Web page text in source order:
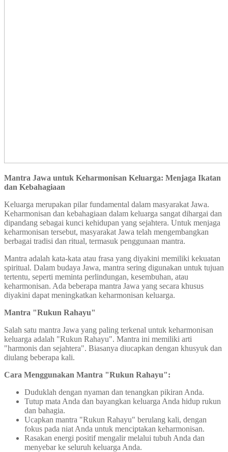
Mantra Jawa untuk Keharmonisan Keluarga: Menjaga Ikatan
dan Kebahagiaan
Keluarga merupakan pilar fundamental dalam masyarakat Jawa.
Keharmonisan dan kebahagiaan dalam keluarga sangat dihargai dan
dipandang sebagai kunci kehidupan yang sejahtera. Untuk menjaga
keharmonisan tersebut, masyarakat Jawa telah mengembangkan
berbagai tradisi dan ritual, termasuk penggunaan mantra.
Mantra adalah kata-kata atau frasa yang diyakini memiliki kekuatan
spiritual. Dalam budaya Jawa, mantra sering digunakan untuk tujuan
tertentu, seperti meminta perlindungan, kesembuhan, atau
keharmonisan. Ada beberapa mantra Jawa yang secara khusus
diyakini dapat meningkatkan keharmonisan keluarga.
Mantra "Rukun Rahayu"
Salah satu mantra Jawa yang paling terkenal untuk keharmonisan
keluarga adalah "Rukun Rahayu". Mantra ini memiliki arti
"harmonis dan sejahtera". Biasanya diucapkan dengan khusyuk dan
diulang beberapa kali.
Cara Menggunakan Mantra "Rukun Rahayu":
Duduklah dengan nyaman dan tenangkan pikiran Anda.
Tutup mata Anda dan bayangkan keluarga Anda hidup rukun
dan bahagia.
Ucapkan mantra "Rukun Rahayu" berulang kali, dengan
fokus pada niat Anda untuk menciptakan keharmonisan.
Rasakan energi positif mengalir melalui tubuh Anda dan
menyebar ke seluruh keluarga Anda.